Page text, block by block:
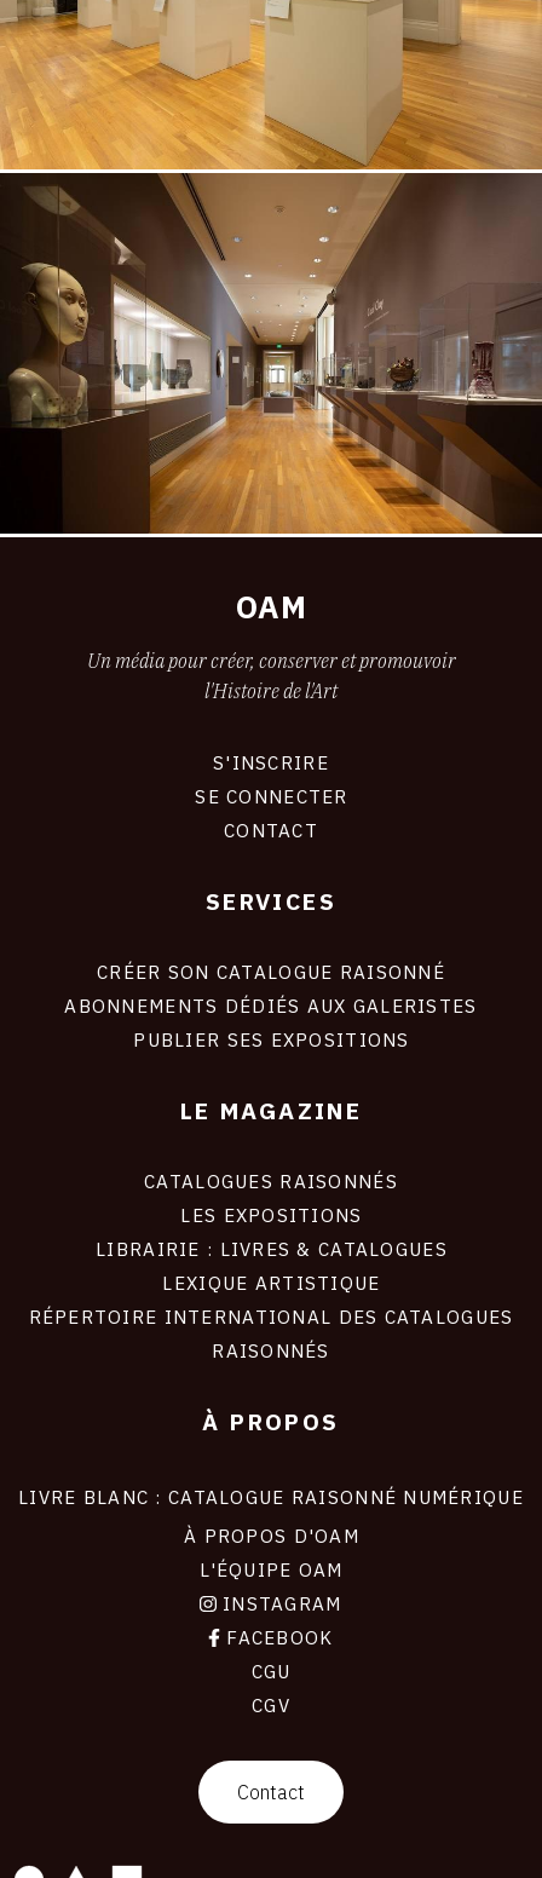
OAM
Un média pour créer, conserver et promouvoir
l'Histoire de l'Art
S'INSCRIRE
SE CONNECTER
CONTACT
SERVICES
CRÉER SON CATALOGUE RAISONNÉ
ABONNEMENTS DÉDIÉS AUX GALERISTES
PUBLIER SES EXPOSITIONS
LE MAGAZINE
CATALOGUES RAISONNÉS
LES EXPOSITIONS
LIBRAIRIE : LIVRES & CATALOGUES
LEXIQUE ARTISTIQUE
RÉPERTOIRE INTERNATIONAL DES CATALOGUES
RAISONNÉS
À PROPOS
LIVRE BLANC : CATALOGUE RAISONNÉ NUMÉRIQUE
À PROPOS D'OAM
L'ÉQUIPE OAM
INSTAGRAM
FACEBOOK
CGU
CGV
Contact